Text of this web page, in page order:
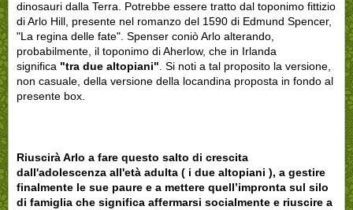
dinosauri dalla Terra. Potrebbe essere tratto dal toponimo fittizio
di Arlo Hill, presente nel romanzo del 1590 di Edmund Spencer,
"La regina delle fate". Spenser coniò Arlo alterando,
probabilmente, il toponimo di Aherlow, che in Irlanda
significa "tra due altopiani" . Si noti a tal proposito la versione,
non casuale, della versione della locandina proposta in fondo al
presente box.
Riuscirà Arlo a fare questo salto di crescita
dall'adolescenza all'età adulta ( i due altopiani ), a gestire
finalmente le sue paure e a mettere quell’impronta sul silo
di famiglia che significa affermarsi socialmente e riuscire a